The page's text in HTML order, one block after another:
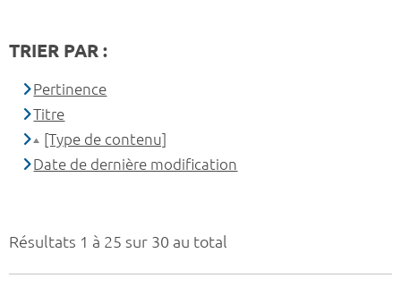
Résultats 1 à 25 sur 30 au total
TRIER PAR :
Pertinence
Titre
[Type de contenu]
Date de dernière modification